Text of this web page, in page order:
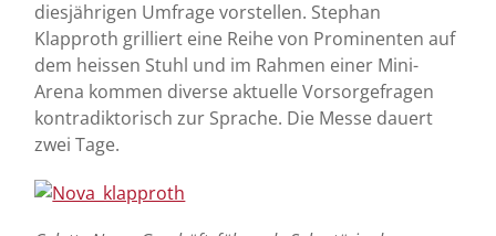
diesjährigen Umfrage vorstellen. Stephan
Klapproth grilliert eine Reihe von Prominenten auf
dem heissen Stuhl und im Rahmen einer Mini-
Arena kommen diverse aktuelle Vorsorgefragen
kontradiktorisch zur Sprache. Die Messe dauert
zwei Tage.